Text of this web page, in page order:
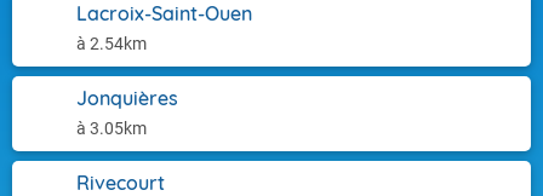
Lacroix-Saint-Ouen
à 2.54km
Jonquières
à 3.05km
Rivecourt